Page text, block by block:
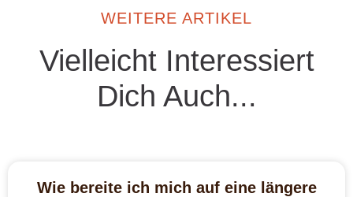
WEITERE ARTIKEL
Vielleicht Interessiert
Dich Auch...
Wie bereite ich mich auf eine längere